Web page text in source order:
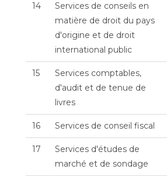
14
Services de conseils en
matière de droit du pays
d'origine et de droit
international public
15
Services comptables,
d'audit et de tenue de
livres
16 Services de conseil fiscal
17
Services d'études de
marché et de sondage